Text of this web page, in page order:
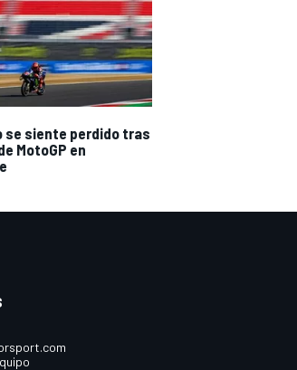
se siente perdido tras
MotoGP en